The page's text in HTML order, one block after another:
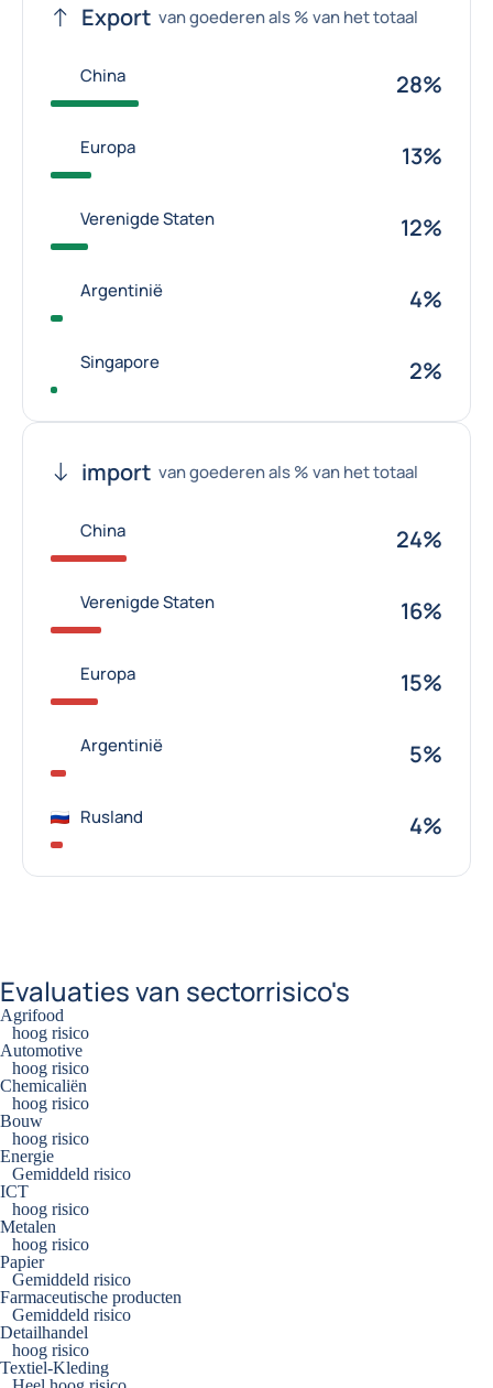
Export van goederen als % van het totaal
China 28%
Europa 13%
Verenigde Staten 12%
Argentinië 4%
Singapore 2%
import van goederen als % van het totaal
China 24%
Verenigde Staten 16%
Europa 15%
Argentinië 5%
Rusland 4%
Evaluaties van sectorrisico's
Agrifood
hoog risico
Automotive
hoog risico
Chemicaliën
hoog risico
Bouw
hoog risico
Energie
Gemiddeld risico
ICT
hoog risico
Metalen
hoog risico
Papier
Gemiddeld risico
Farmaceutische producten
Gemiddeld risico
Detailhandel
hoog risico
Textiel-Kleding